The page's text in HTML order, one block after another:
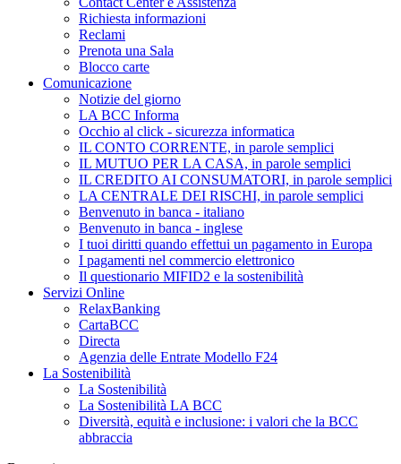
Richiesta informazioni
Reclami
Prenota una Sala
Blocco carte
Comunicazione
Notizie del giorno
LA BCC Informa
Occhio al click - sicurezza informatica
IL CONTO CORRENTE, in parole semplici
IL MUTUO PER LA CASA, in parole semplici
IL CREDITO AI CONSUMATORI, in parole semplici
LA CENTRALE DEI RISCHI, in parole semplici
Benvenuto in banca - italiano
Benvenuto in banca - inglese
I tuoi diritti quando effettui un pagamento in Europa
I pagamenti nel commercio elettronico
Il questionario MIFID2 e la sostenibilità
Servizi Online
RelaxBanking
CartaBCC
Directa
Agenzia delle Entrate Modello F24
La Sostenibilità
La Sostenibilità
La Sostenibilità LA BCC
Diversità, equità e inclusione: i valori che la BCC
abbraccia